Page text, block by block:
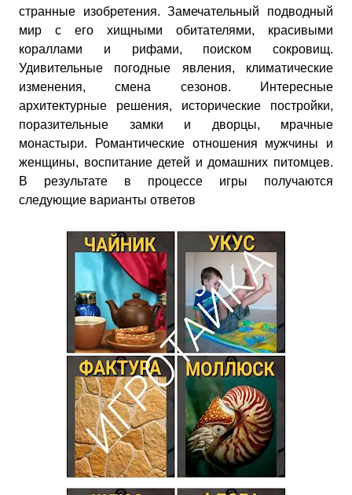
странные изобретения. Замечательный подводный
мир с его хищными обитателями, красивыми
кораллами и рифами, поиском сокровищ.
Удивительные погодные явления, климатические
изменения, смена сезонов. Интересные
архитектурные решения, исторические постройки,
поразительные замки и дворцы, мрачные
монастыри. Романтические отношения мужчины и
женщины, воспитание детей и домашних питомцев.
В результате в процессе игры получаются
следующие варианты ответов